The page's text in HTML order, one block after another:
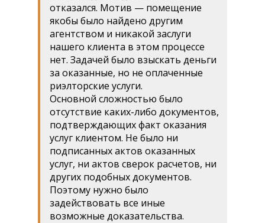
отказался. Мотив — помещение
якобы было найдено другим
агентством и никакой заслуги
нашего клиента в этом процессе
нет. Задачей было взыскать деньги
за оказанные, но не оплаченные
риэлторские услуги.
Основной сложностью было
отсутствие каких-либо документов,
подтверждающих факт оказания
услуг клиентом. Не было ни
подписанных актов оказанных
услуг, ни актов сверок расчетов, ни
других подобных документов.
Поэтому нужно было
задействовать все иные
возможные доказательства.